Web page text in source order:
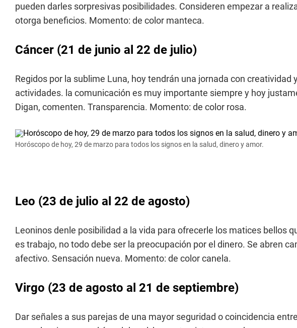
pueden darles sorpresivas posibilidades. Consideren empezar a
otorga beneficios. Momento: de color manteca.
Cáncer (21 de junio al 22 de julio)
Regidos por la sublime Luna, hoy tendrán una jornada con creatividad
actividades. la comunicación es muy importante siempre y hoy
Digan, comenten. Transparencia. Momento: de color rosa.
Horóscopo de hoy, 29 de marzo para todos los signos en la salud, dinero y amor.
Leo (23 de julio al 22 de agosto)
Leoninos denle posibilidad a la vida para ofrecerle los matices bellos
es trabajo, no todo debe ser la preocupación por el dinero. Se abren
afectivo. Sensación nueva. Momento: de color canela.
Virgo (23 de agosto al 21 de septiembre)
Dar señales a sus parejas de una mayor seguridad o coincidencia